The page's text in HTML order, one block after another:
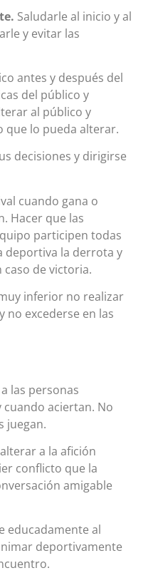
Saludarle al inicio y al
y evitar las
antes y después del
del público y
al público y
que lo pueda alterar.
decisiones y dirigirse
cuando gana o
Hacer que las
participen todas
deportiva la derrota y
de victoria.
inferior no realizar
no excederse en las
las personas
aciertan. No
juegan.
a la afición
conflicto que la
amigable
educadamente al
deportivamente